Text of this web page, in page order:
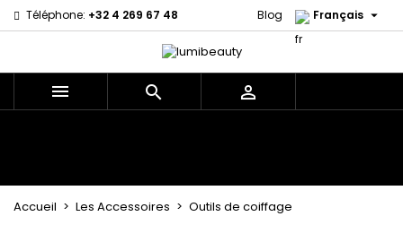
Téléphone: +32 4 269 67 48 Français 
Blog
  
Accueil Les Accessoires Outils de coiffage